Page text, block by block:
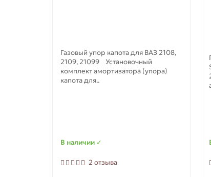
Газовый упор капота для ВАЗ 2108,
2109, 21099 Установочный
комплект амортизатора (упора)
капота для..
В наличии ✓
2 отзыва